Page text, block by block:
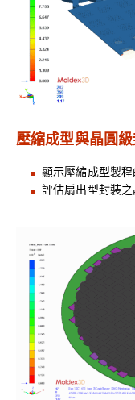
壓縮成型與晶圓
顯示壓縮成型製
評估扇出型封裝